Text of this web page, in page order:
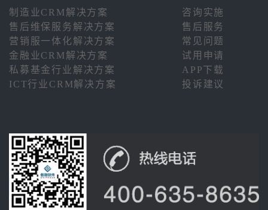
制造业CRM解决方案
咨询实施
售后维保服务解决方案
售后服务
营销服一体化解决方案
常见问题
金融业CRM解决方案
试用申请
私募基金行业解决方案
APP下载
ICT行业CRM解决方案
投诉建议